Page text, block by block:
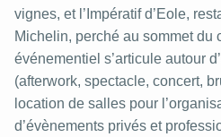
vignes, et l’Impératif d’Eole,
Michelin, perché au sommet du
événementiel s’articule autour
(afterwork, spectacle, concert,
location de salles pour
d’évènements privés et